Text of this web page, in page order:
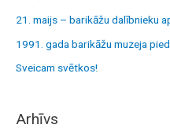
21. maijs – barikāžu dalībnieku
1991. gada barikāžu muzeja
Sveicam svētkos!
Arhīvs